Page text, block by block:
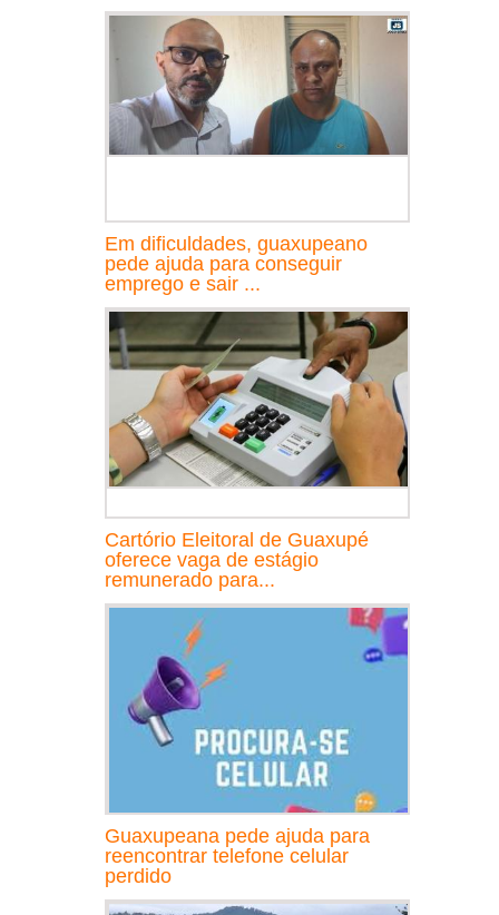
Em dificuldades, guaxupeano
pede ajuda para conseguir
emprego e sair ...
Cartório Eleitoral de Guaxupé
oferece vaga de estágio
remunerado para...
Guaxupeana pede ajuda para
reencontrar telefone celular
perdido